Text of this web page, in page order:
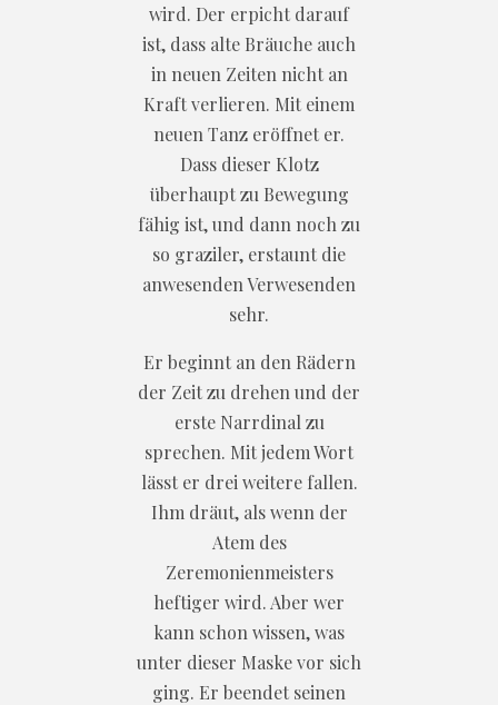
wird. Der erpicht darauf
ist, dass alte Bräuche auch
in neuen Zeiten nicht an
Kraft verlieren. Mit einem
neuen Tanz eröffnet er.
Dass dieser Klotz
überhaupt zu Bewegung
fähig ist, und dann noch zu
so graziler, erstaunt die
anwesenden Verwesenden
sehr.
Er beginnt an den Rädern
der Zeit zu drehen und der
erste Narrdinal zu
sprechen. Mit jedem Wort
lässt er drei weitere fallen.
Ihm dräut, als wenn der
Atem des
Zeremonienmeisters
heftiger wird. Aber wer
kann schon wissen, was
unter dieser Maske vor sich
ging. Er beendet seinen